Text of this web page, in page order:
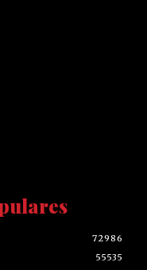
72986
55535